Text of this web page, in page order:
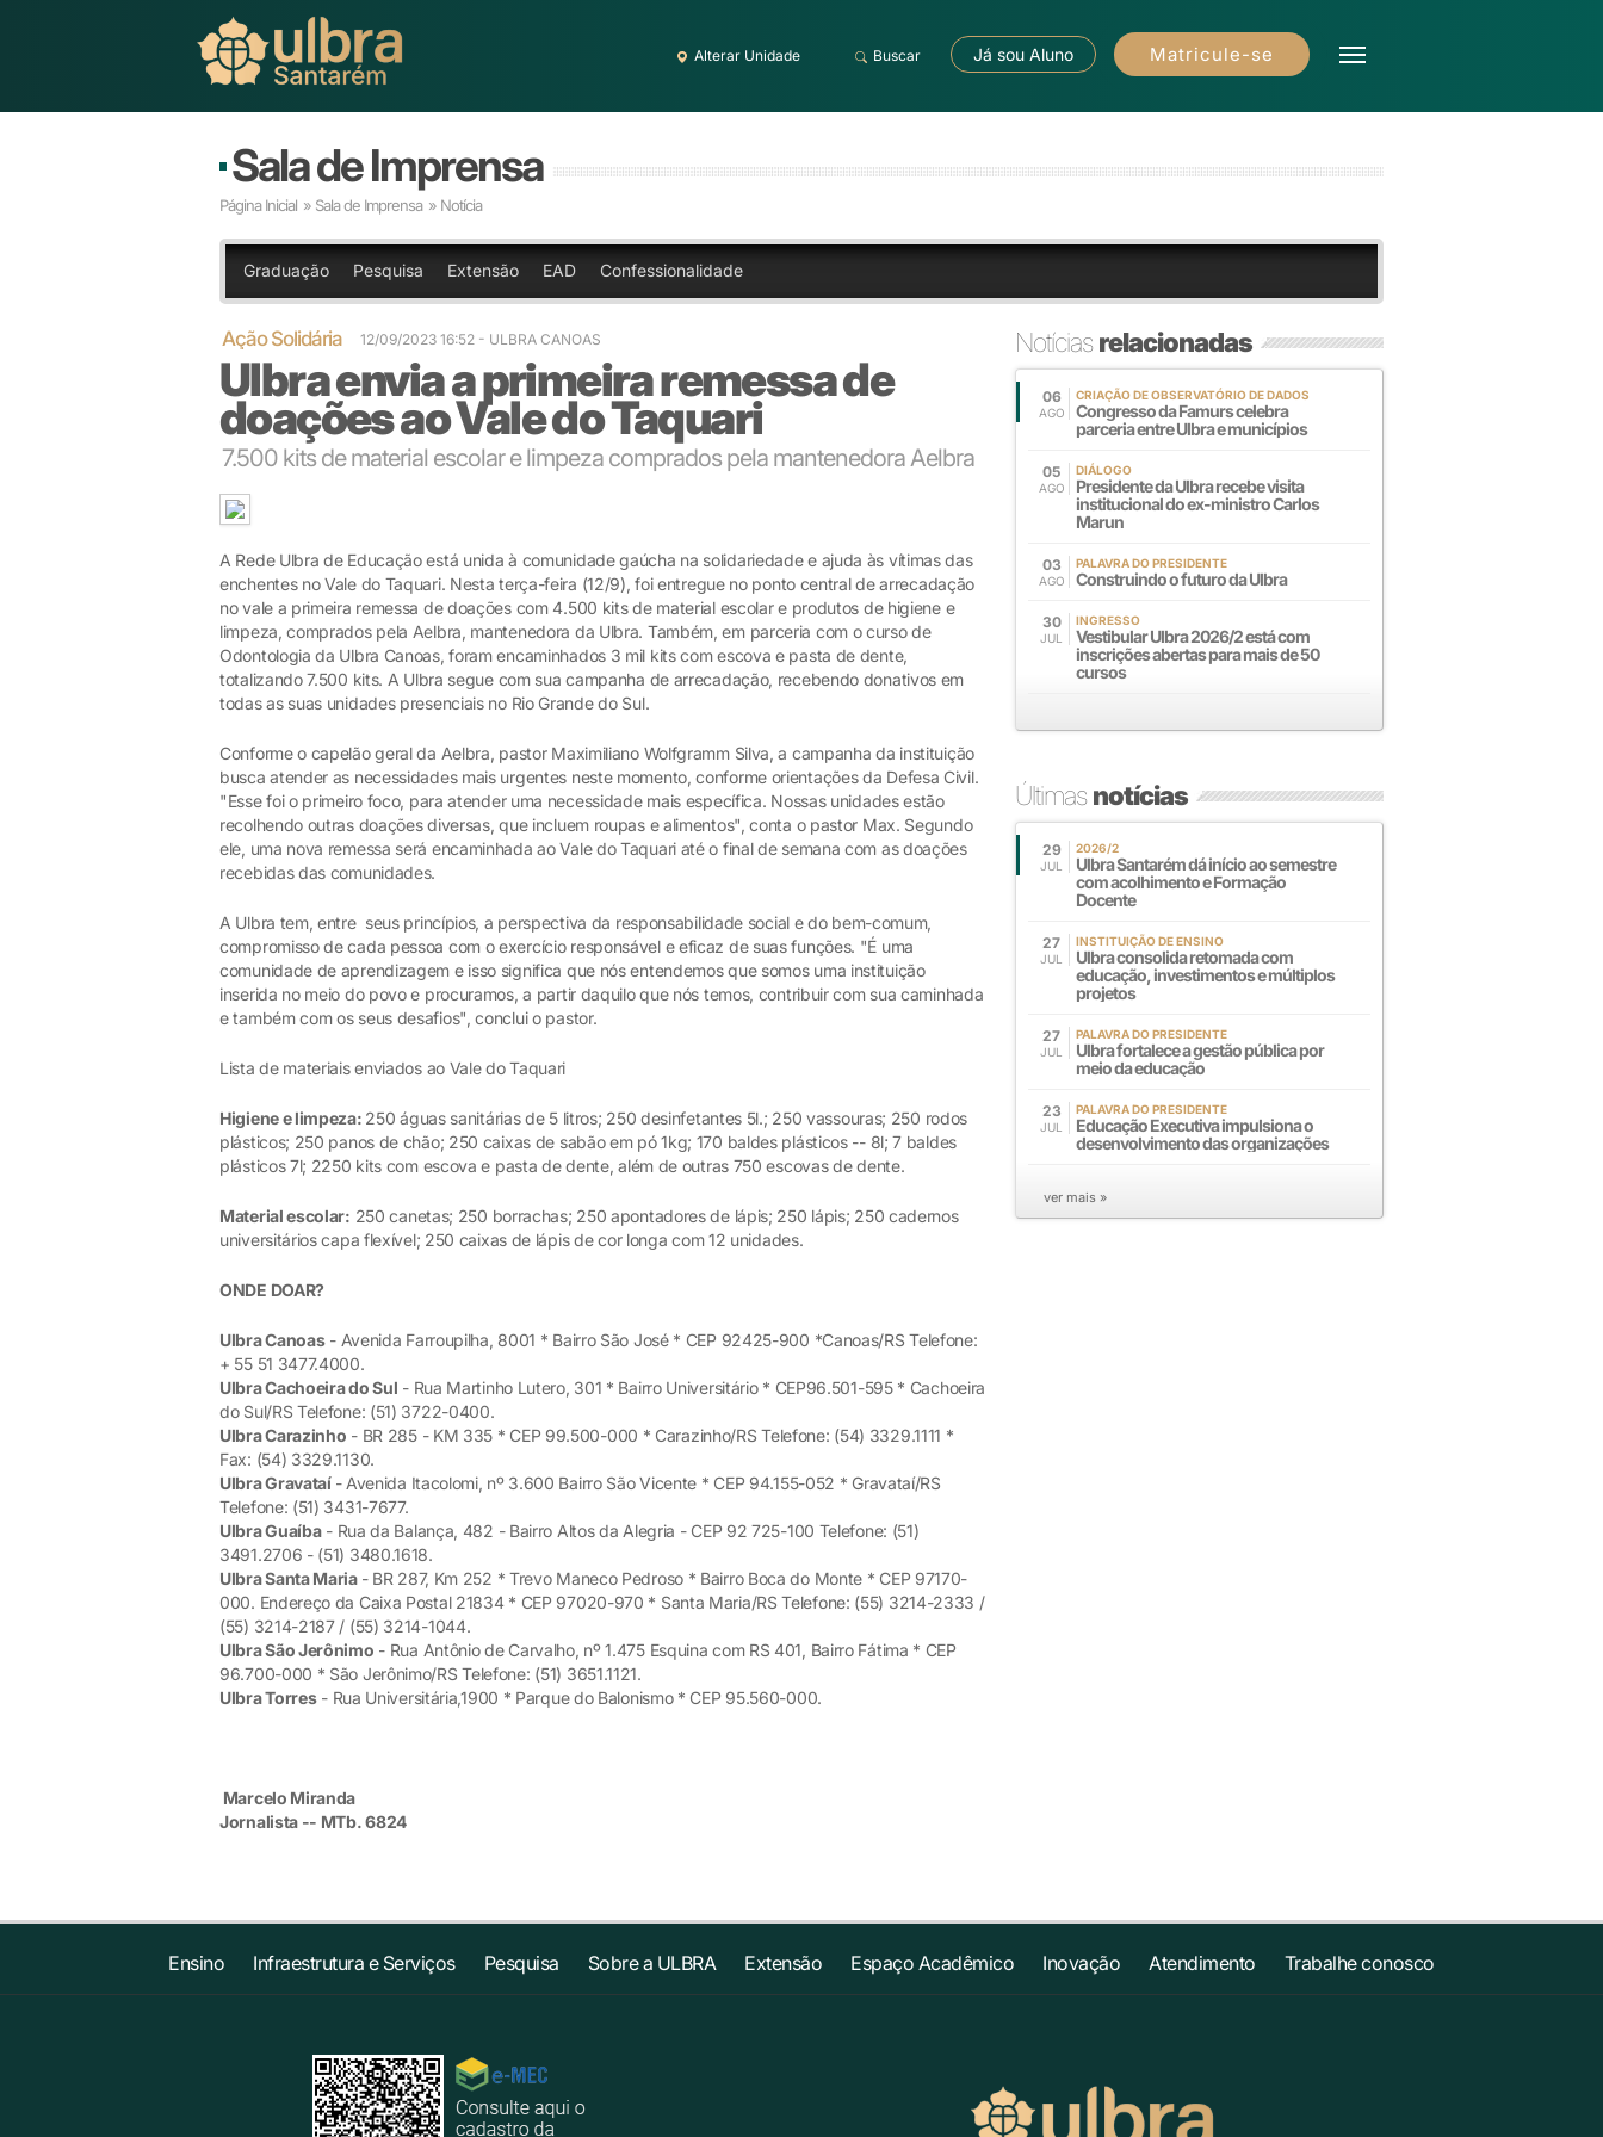
Alterar Unidade Buscar Já sou Aluno Matricule-se
Sala de Imprensa
Página Inicial » Sala de Imprensa » Notícia
Graduação Pesquisa Extensão EAD Confessionalidade
Ação Solidária 12/09/2023 16:52 - ULBRA CANOAS
Ulbra envia a primeira remessa de
doações ao Vale do Taquari
7.500 kits de material escolar e limpeza comprados pela mantenedora Aelbra
A Rede Ulbra de Educação está unida à comunidade gaúcha na solidariedade e ajuda às vítimas das
enchentes no Vale do Taquari. Nesta terça-feira (12/9), foi entregue no ponto central de arrecadação
no vale a primeira remessa de doações com 4.500 kits de material escolar e produtos de higiene e
limpeza, comprados pela Aelbra, mantenedora da Ulbra. Também, em parceria com o curso de
Odontologia da Ulbra Canoas, foram encaminhados 3 mil kits com escova e pasta de dente,
totalizando 7.500 kits. A Ulbra segue com sua campanha de arrecadação, recebendo donativos em
todas as suas unidades presenciais no Rio Grande do Sul.
Conforme o capelão geral da Aelbra, pastor Maximiliano Wolfgramm Silva, a campanha da instituição
busca atender as necessidades mais urgentes neste momento, conforme orientações da Defesa Civil.
"Esse foi o primeiro foco, para atender uma necessidade mais específica. Nossas unidades estão
recolhendo outras doações diversas, que incluem roupas e alimentos", conta o pastor Max. Segundo
ele, uma nova remessa será encaminhada ao Vale do Taquari até o final de semana com as doações
recebidas das comunidades.
A Ulbra tem, entre seus princípios, a perspectiva da responsabilidade social e do bem-comum,
compromisso de cada pessoa com o exercício responsável e eficaz de suas funções. "É uma
comunidade de aprendizagem e isso significa que nós entendemos que somos uma instituição
inserida no meio do povo e procuramos, a partir daquilo que nós temos, contribuir com sua caminhada
e também com os seus desafios", conclui o pastor.
Lista de materiais enviados ao Vale do Taquari
Higiene e limpeza: 250 águas sanitárias de 5 litros; 250 desinfetantes 5l.; 250 vassouras; 250 rodos
plásticos; 250 panos de chão; 250 caixas de sabão em pó 1kg; 170 baldes plásticos -- 8l; 7 baldes
plásticos 7l; 2250 kits com escova e pasta de dente, além de outras 750 escovas de dente.
Material escolar: 250 canetas; 250 borrachas; 250 apontadores de lápis; 250 lápis; 250 cadernos
universitários capa flexível; 250 caixas de lápis de cor longa com 12 unidades.
ONDE DOAR?
Ulbra Canoas- Avenida Farroupilha, 8001 * Bairro São José * CEP 92425-900 *Canoas/RS Telefone:
+ 55 51 3477.4000.
Ulbra Cachoeira do Sul - Rua Martinho Lutero, 301 * Bairro Universitário * CEP96.501-595 * Cachoeira
do Sul/RS Telefone: (51) 3722-0400.
Ulbra Carazinho - BR 285 - KM 335 * CEP 99.500-000 * Carazinho/RS Telefone: (54) 3329.1111 *
Fax: (54) 3329.1130.
Ulbra Gravataí - Avenida Itacolomi, nº 3.600 Bairro São Vicente * CEP 94.155-052 * Gravataí/RS
Telefone: (51) 3431-7677.
Ulbra Guaíba- Rua da Balança, 482 - Bairro Altos da Alegria - CEP 92 725-100 Telefone: (51)
3491.2706 - (51) 3480.1618.
Ulbra Santa Maria - BR 287, Km 252 * Trevo Maneco Pedroso * Bairro Boca do Monte * CEP 97170-
000. Endereço da Caixa Postal 21834 * CEP 97020-970 * Santa Maria/RS Telefone: (55) 3214-2333 /
(55) 3214-2187 / (55) 3214-1044.
Ulbra São Jerônimo - Rua Antônio de Carvalho, nº 1.475 Esquina com RS 401, Bairro Fátima * CEP
96.700-000 * São Jerônimo/RS Telefone: (51) 3651.1121.
Ulbra Torres- Rua Universitária,1900 * Parque do Balonismo * CEP 95.560-000.
Marcelo Miranda
Jornalista -- MTb. 6824
Notíciasrelacionadas
06
AGO
CRIAÇÃO DE OBSERVATÓRIO DE DADOS
Congresso da Famurs celebra
parceria entre Ulbra e municípios
05
AGO
DIÁLOGO
Presidente da Ulbra recebe visita
institucional do ex-ministro Carlos
Marun
03
AGO
PALAVRA DO PRESIDENTE
Construindo o futuro da Ulbra
30
JUL
INGRESSO
Vestibular Ulbra 2026/2 está com
inscrições abertas para mais de 50
cursos
Últimasnotícias
29
JUL
2026/2
Ulbra Santarém dá início ao semestre
com acolhimento e Formação
Docente
27
JUL
INSTITUIÇÃO DE ENSINO
Ulbra consolida retomada com
educação, investimentos e múltiplos
projetos
27
JUL
PALAVRA DO PRESIDENTE
Ulbra fortalece a gestão pública por
meio da educação
23
JUL
PALAVRA DO PRESIDENTE
Educação Executiva impulsiona o
desenvolvimento das organizações
ver mais »
Ensino Infraestrutura e Serviços Pesquisa Sobre a ULBRA Extensão Espaço Acadêmico Inovação Atendimento Trabalhe conosco